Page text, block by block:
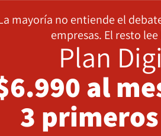
mayoría no entiende el
empresas. El resto lee
Plan
al
3